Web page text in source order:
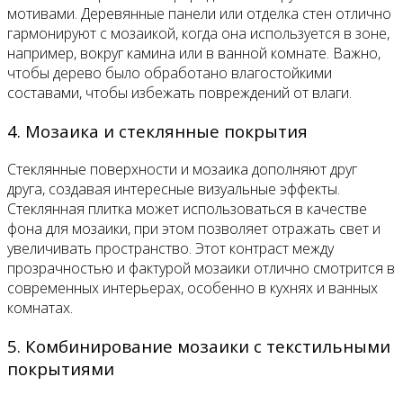
мотивами. Деревянные панели или отделка стен отлично
гармонируют с мозаикой, когда она используется в зоне,
например, вокруг камина или в ванной комнате. Важно,
чтобы дерево было обработано влагостойкими
составами, чтобы избежать повреждений от влаги.
4. Мозаика и стеклянные покрытия
Стеклянные поверхности и мозаика дополняют друг
друга, создавая интересные визуальные эффекты.
Стеклянная плитка может использоваться в качестве
фона для мозаики, при этом позволяет отражать свет и
увеличивать пространство. Этот контраст между
прозрачностью и фактурой мозаики отлично смотрится в
современных интерьерах, особенно в кухнях и ванных
комнатах.
5. Комбинирование мозаики с текстильными
покрытиями